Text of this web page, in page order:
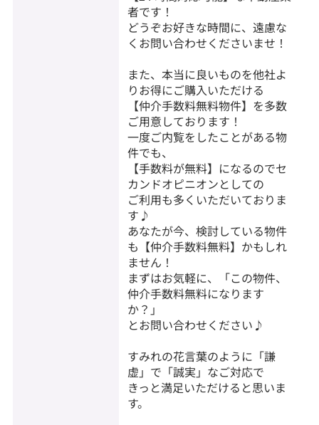
者です！
どうぞお好きな時間に、遠慮な
くお問い合わせくださいませ！
また、本当に良いものを他社よ
りお得にご購入いただける
【仲介手数料無料物件】を多数
ご用意しております！
一度ご内覧をしたことがある物
件でも、
【手数料が無料】になるのでセ
カンドオピニオンとしての
ご利用も多くいただいておりま
す♪
あなたが今、検討している物件
も【仲介手数料無料】かもしれ
ません！
まずはお気軽に、「この物件、
仲介手数料無料になります
か？」
とお問い合わせください♪
すみれの花言葉のように「謙
虚」で「誠実」なご対応で
きっと満足いただけると思いま
す。